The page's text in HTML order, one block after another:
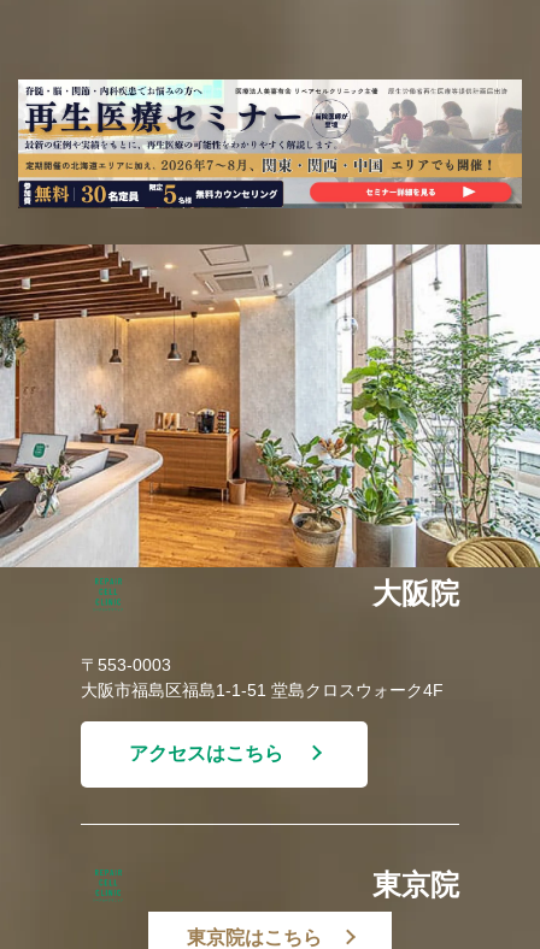
大阪院
〒553-0003
大阪市福島区福島1-1-51 堂島クロスウォーク4F
アクセスはこちら
東京院
東京院はこちら